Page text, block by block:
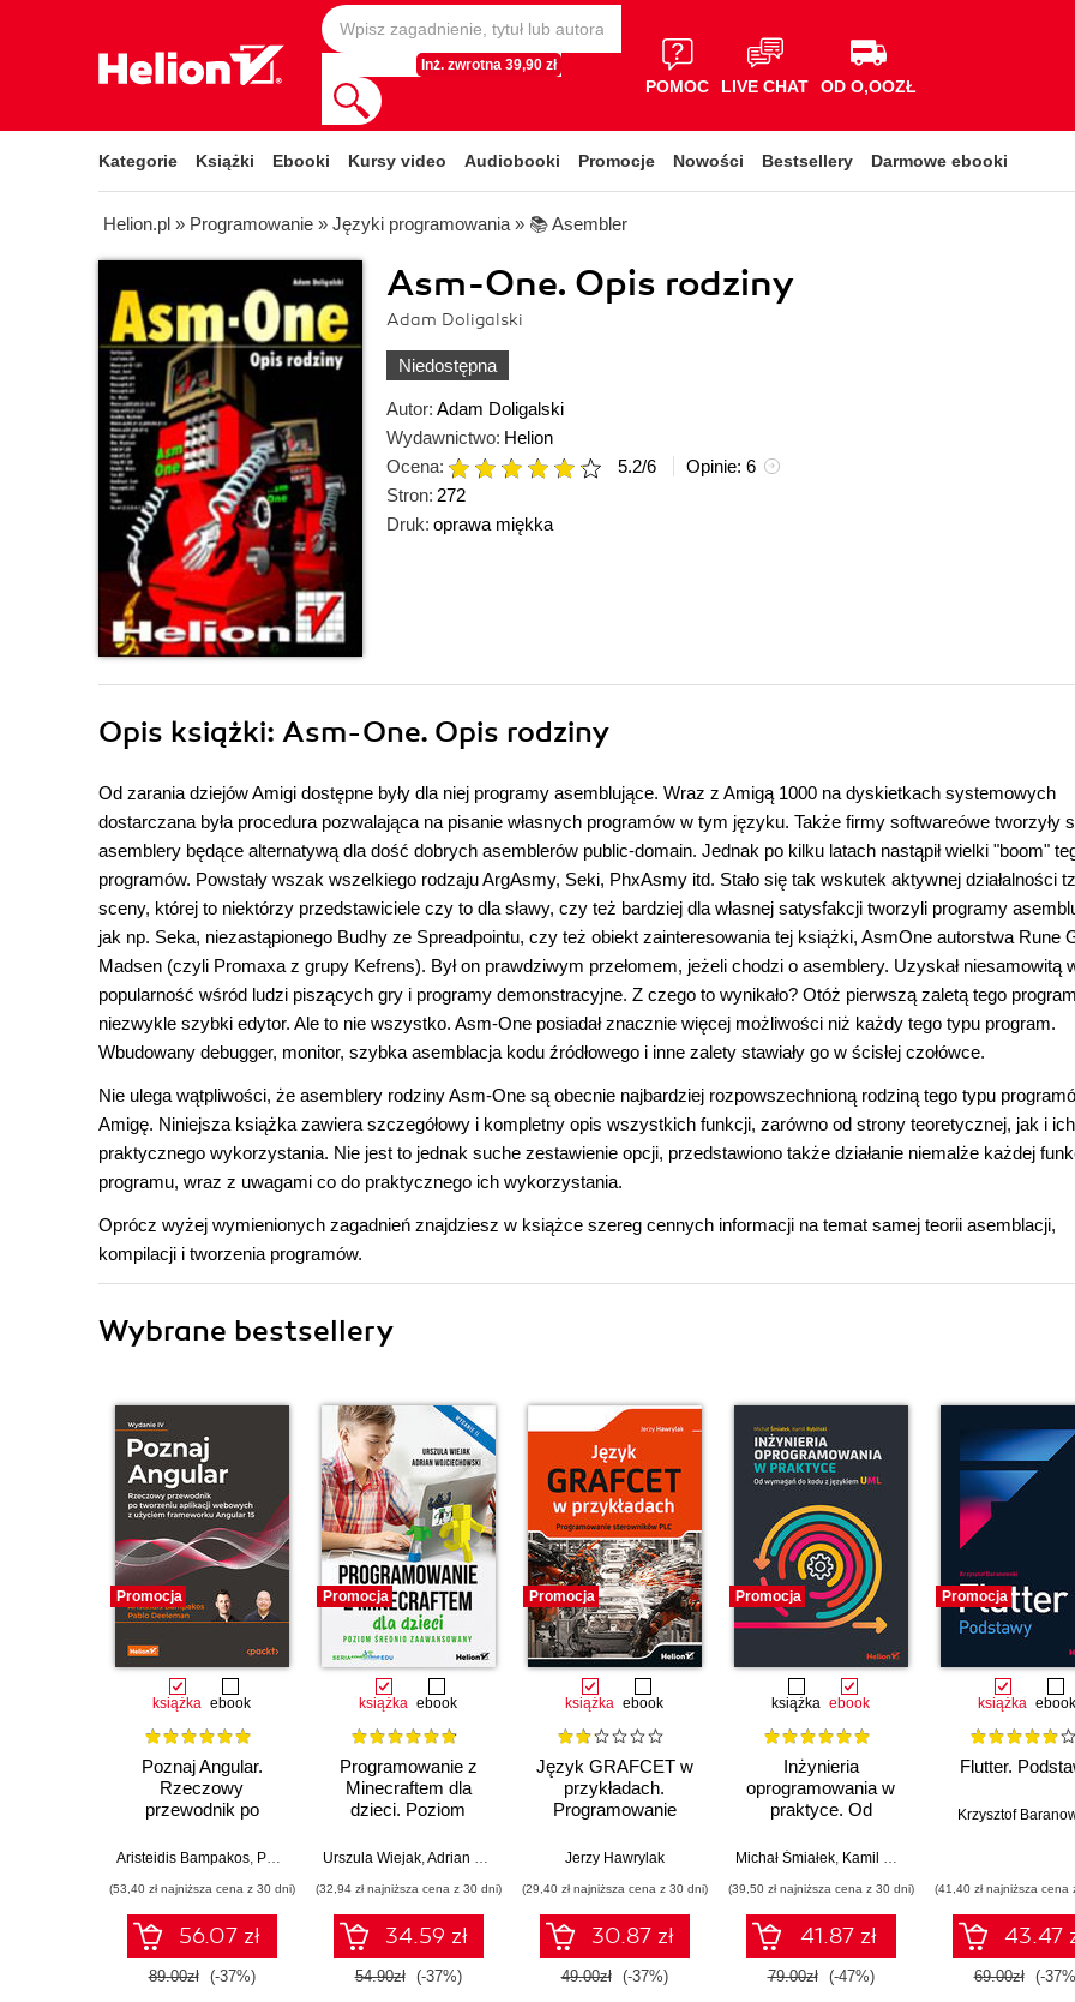
Inż. zwrotna 39,90 zł
POMOC LIVE CHAT OD O,OOZŁ
Kategorie Książki Ebooki Kursy video Audiobooki Promocje Nowości Bestsellery Darmowe ebooki
Helion.pl » Programowanie » Języki programowania » 📚 Asembler
Asm-One. Opis rodziny
Adam Doligalski
Niedostępna
Autor: Adam Doligalski
Wydawnictwo: Helion
Ocena:
5.2/6 Opinie: 6
Stron: 272
Druk: oprawa miękka
Opis książki: Asm-One. Opis rodziny
Od zarania dziejów Amigi dostępne były dla niej programy asemblujące. Wraz z Amigą 1000 na dyskietkach systemowych
dostarczana była procedura pozwalająca na pisanie własnych programów w tym języku. Także firmy softwareówe tworzyły
asemblery będące alternatywą dla dość dobrych asemblerów public-domain. Jednak po kilku latach nastąpił wielki "boom"
programów. Powstały wszak wszelkiego rodzaju ArgAsmy, Seki, PhxAsmy itd. Stało się tak wskutek aktywnej działalności
sceny, której to niektórzy przedstawiciele czy to dla sławy, czy też bardziej dla własnej satysfakcji tworzyli programy
jak np. Seka, niezastąpionego Budhy ze Spreadpointu, czy też obiekt zainteresowania tej książki, AsmOne autorstwa Rune
Madsen (czyli Promaxa z grupy Kefrens). Był on prawdziwym przełomem, jeżeli chodzi o asemblery. Uzyskał niesamowitą
popularność wśród ludzi piszących gry i programy demonstracyjne. Z czego to wynikało? Otóż pierwszą zaletą tego
niezwykle szybki edytor. Ale to nie wszystko. Asm-One posiadał znacznie więcej możliwości niż każdy tego typu program.
Wbudowany debugger, monitor, szybka asemblacja kodu źródłowego i inne zalety stawiały go w ścisłej czołówce.
Nie ulega wątpliwości, że asemblery rodziny Asm-One są obecnie najbardziej rozpowszechnioną rodziną tego typu
Amigę. Niniejsza książka zawiera szczegółowy i kompletny opis wszystkich funkcji, zarówno od strony teoretycznej, jak i ich
praktycznego wykorzystania. Nie jest to jednak suche zestawienie opcji, przedstawiono także działanie niemalże każdej
programu, wraz z uwagami co do praktycznego ich wykorzystania.
Oprócz wyżej wymienionych zagadnień znajdziesz w książce szereg cennych informacji na temat samej teorii asemblacji,
kompilacji i tworzenia programów.
Wybrane bestsellery
Promocja
książka ebook
Poznaj Angular.
Rzeczowy
przewodnik po
webowych z użyciem
15. Wydanie IV
Aristeidis Bampakos, Pablo Deeleman
(53,40 zł najniższa cena z 30 dni)
56.07 zł
89.00zł (-37%)
Promocja
książka ebook
Programowanie z
Minecraftem dla
dzieci. Poziom
zaawansowany.
Urszula Wiejak,Adrian Wojciechowski
(32,94 zł najniższa cena z 30 dni)
34.59 zł
54.90zł (-37%)
Promocja
książka ebook
Język GRAFCET w
przykładach.
Programowanie
Jerzy Hawrylak
(29,40 zł najniższa cena z 30 dni)
30.87 zł
49.00zł (-37%)
Promocja
książka ebook
Inżynieria
oprogramowania w
praktyce. Od
językiem UML
Michał Śmiałek, Kamil Rybiński
(39,50 zł najniższa cena z 30 dni)
41.87 zł
79.00zł (-47%)
Promocja
książka ebook
Flutter.
Krzysztof
(41,40 zł najniższa cena
43.47
69.00zł (-